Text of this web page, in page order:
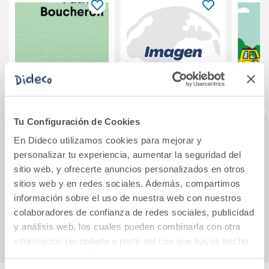
Tu Configuración de Cookies
En Dideco utilizamos cookies para mejorar y
personalizar tu experiencia, aumentar la seguridad del
sitio web, y ofrecerte anuncios personalizados en otros
sitios web y en redes sociales. Además, compartimos
información sobre el uso de nuestra web con nuestros
colaboradores de confianza de redes sociales, publicidad
y análisis web, los cuales pueden combinarla con otra
información recopilada a partir del uso que hayas hecho
El tiempo que nos
queda
10,90€
Comprar
MR (P) Romeo and
Juliet etools
14,51€
Comprar